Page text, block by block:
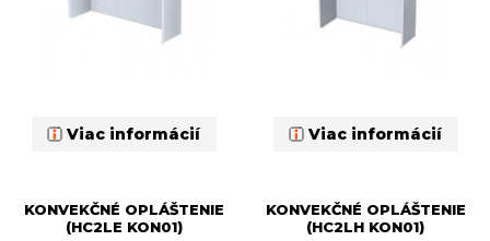
Viac informácií Viac informácií
KONVEKČNÉ OPLÁŠTENIE
(HC2LE KON01)
KONVEKČNÉ OPLÁŠTENIE
(HC2LH KON01)